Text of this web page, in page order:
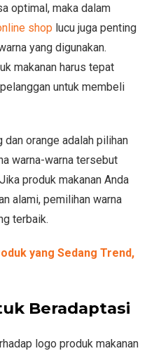
optimal, maka dalam
shop lucu juga penting
yang digunakan.
makanan harus tepat
untuk membeli
dan orange adalah pilihan
warna-warna tersebut
produk makanan Anda
alami, pemilihan warna
terbaik.
yang Sedang Trend,
Beradaptasi
logo produk makanan